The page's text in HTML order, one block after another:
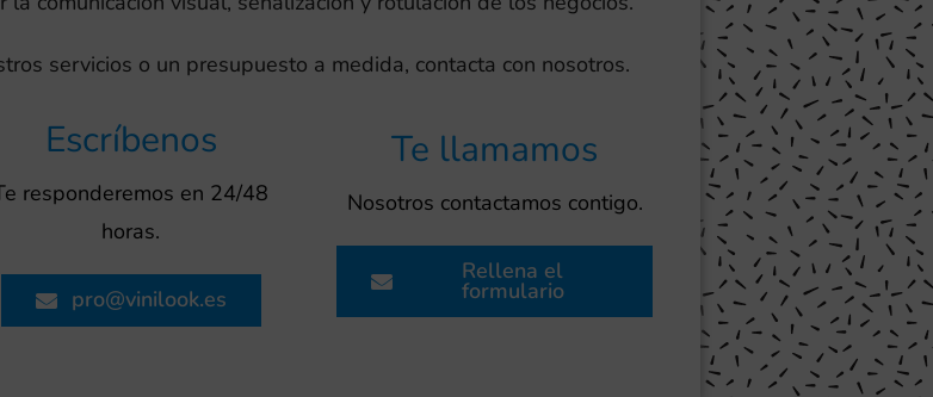
servicios o un presupuesto a medida, contacta con nosotros.
Escríbenos
responderemos en 24/48
horas.
pro@vinilook.es
Te llamamos
Nosotros contactamos contigo.
Rellena el
formulario